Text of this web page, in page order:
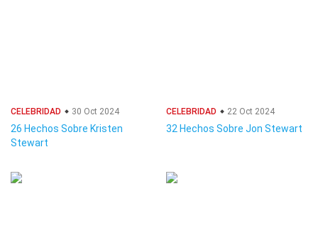
CELEBRIDAD 30 Oct 2024
26 Hechos Sobre Kristen
Stewart
CELEBRIDAD 22 Oct 2024
32 Hechos Sobre Jon Stewart